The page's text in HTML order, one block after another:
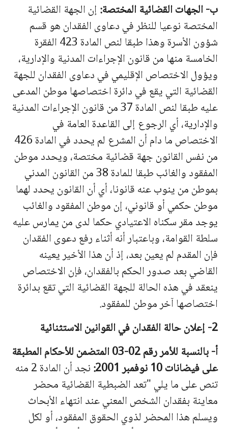
ب‌- الجهات القضائية المختصة:إن الجهة القضائية
المختصة نوعيا للنظر في دعاوى الفقدان هو قسم
شؤون الأسرة وهذا طبقا لنص المادة 423 الفقرة
الخامسة منها من قانون الإجراءات المدنية والإدارية،
ويؤول الاختصاص الإقليمي في دعاوى الفقدان للجهة
القضائية التي يقع في دائرة اختصاصها موطن المدعى
عليه طبقا لنص المادة 37 من قانون الإجراءات المدنية
والإدارية، أي الرجوع إلى القاعدة العامة في
الاختصاص ما دام أن المشرع لم يحدد في المادة 426
من نفس القانون جهة قضائية مختصة، ويحدد موطن
المفقود والغائب طبقا للمادة 38 من القانون المدني
بموطن من ينوب عنه قانونا، أي أن القانون يحدد لهما
موطن حكمي أو قانوني، إن موطن المفقود والغائب
يوجد مقر سكناه الاعتيادي حكما لدى من يمارس عليه
سلطة القوامة، وباعتبار أنه أثناء رفع دعوى الفقدان
فإن المقدم لم يعين بعد، إذ أن هذا الأخير يعينه
القاضي بعد صدور الحكم بالفقدان، فإن الاختصاص
ينعقد في هذه الحالة للجهة القضائية التي تقع بدائرة
اختصاصها آخر موطن للمفقود.
2- إعلان حالة الفقدان في القوانين الاستثنائية
أ‌- بالنسبة للأمر رقم 02-03 المتضمن للأحكام المطبقة
على فيضانات 10 نوفمبر 2001:
نجد أن المادة 2 منه
تنص على ما يلي "تعد الضبطية القضائية محضر
معاينة بفقدان الشخص المعني عند انتهاء الأبحاث
ويسلم هذا المحضر لذوي الحقوق المفقود، أو لكل